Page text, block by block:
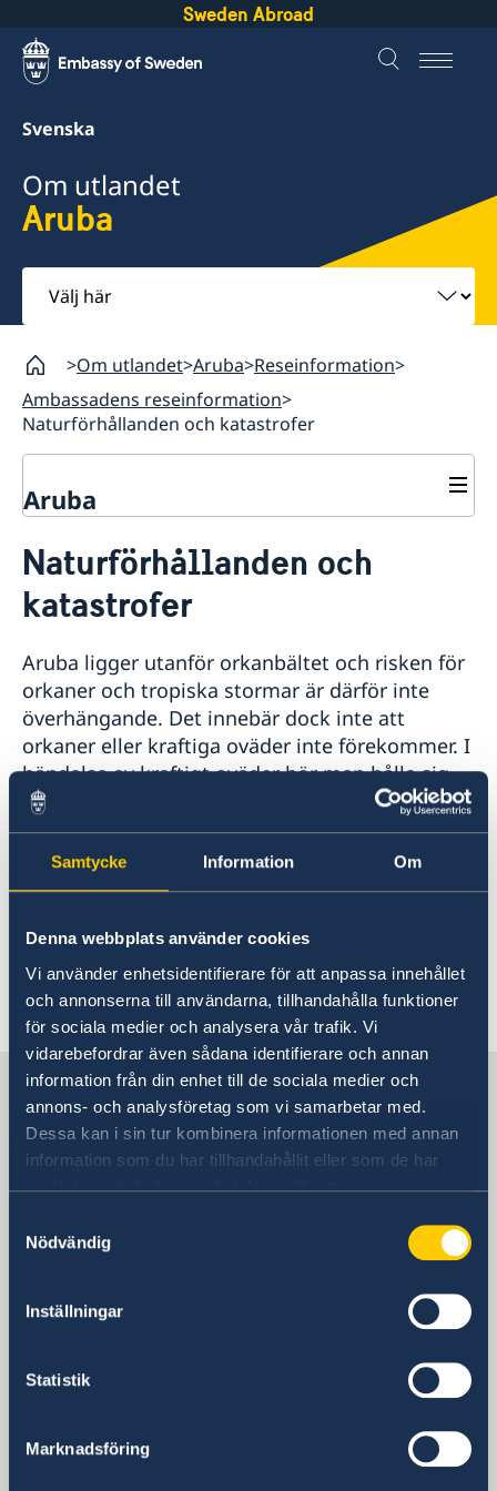
Samtycke Information Om
Denna webbplats använder cookies
Vi använder enhetsidentifierare för att anpassa innehållet
och annonserna till användarna, tillhandahålla funktioner
för sociala medier och analysera vår trafik. Vi
vidarebefordrar även sådana identifierare och annan
information från din enhet till de sociala medier och
annons- och analysföretag som vi samarbetar med.
Dessa kan i sin tur kombinera informationen med annan
information som du har tillhandahållit eller som de har
samlat in när du har använt deras tjänster.
Nödvändig
Inställningar
Statistik
Marknadsföring
Sweden Abroad
Svenska
Om utlandet
Aruba
Välj
här
Om utlandet Aruba Reseinformation
Ambassadens reseinformation
Naturförhållanden och katastrofer
Aruba
Hjälp till svenskar i Aruba
Rösta i Aruba
Akut hjälp
Anmäl din utlandsvistelse
Reseinformation
Aktuella händelser
Allmänna säkerhetsläget
Terrorism
Naturförhållanden och katastrofer
In- och utresebestämmelser
Hälso- och sjukvård
Lokala lagar och sedvänjor
Trafiksäkerhet
Resa i landet
Övriga upplysningar
Naturförhållanden och
katastrofer
Aruba ligger utanför orkanbältet och risken för
orkaner och tropiska stormar är därför inte
överhängande. Det innebär dock inte att
orkaner eller kraftiga oväder inte förekommer. I
händelse av kraftigt oväder bör man hålla sig
inomhus och följa lokala myndigheters och
hotellens rekommendationer.
För mer information om lokala
The National Hurricane Center
Senast uppdaterad 06 aug. 2025, 10.07
Sverige i Aruba
Konsulatet i Oranjestad, Aruba, har begränsade
möjligheter att hjälpa svenska medborgare.
nationellt ID-kort på konsulatet.
ärenden (pass, ID-kort, folkbokföring m.m.) i
första hand ska vända dig till Sveriges